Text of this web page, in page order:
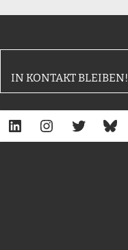
IN KONTAKT BLEIBEN!
LinkedIn Instagram Twitter Bluesky